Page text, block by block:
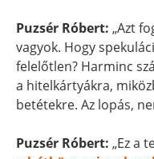
Puzsér Róbert: „Azt
vagyok. Hogy
felelőtlen? Harminc
a hitelkártyákra,
betétekre. Az lopás,
Puzsér Róbert: „Ez a